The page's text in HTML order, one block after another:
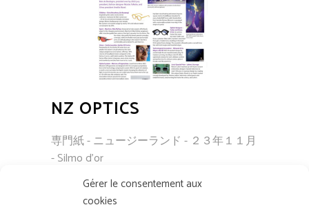
Gérer le consentement aux
cookies
NZ OPTICS
専門紙 - ニュージーランド - ２３年１１月
- Silmo d'or